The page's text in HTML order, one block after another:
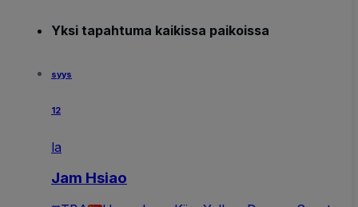
Yksi tapahtuma kaikissa paikoissa
syys
12
la
Jam Hsiao